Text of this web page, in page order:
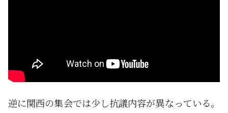
逆に関西の集会では少し抗議内容が異なっている。